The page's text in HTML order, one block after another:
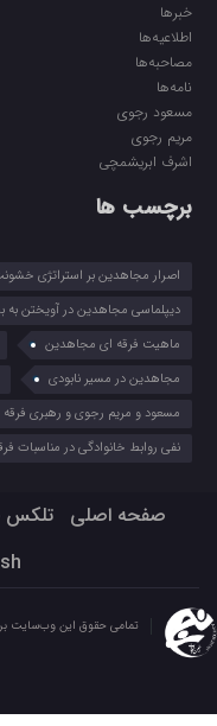
خبرها
اطلاعیه‌ها
مصاحبه‌ها
نامه‌ها
مسعود رجوی
مریم رجوی
اشرف ابریشمچی
برچسب ها
اصرار مجاهدین بر استراتژی
دیپلماسی مجاهدین در آویختن به
ماهیت فرقه ای مجاهدین
مجاهدین در مسیر نابودی
مسعود و مریم رجوی و رهبری فرقه
نفی روابط خانوادگی در مناسبات
صفحه اصلی تلکس
تمامی حقوق این وب‌سایت